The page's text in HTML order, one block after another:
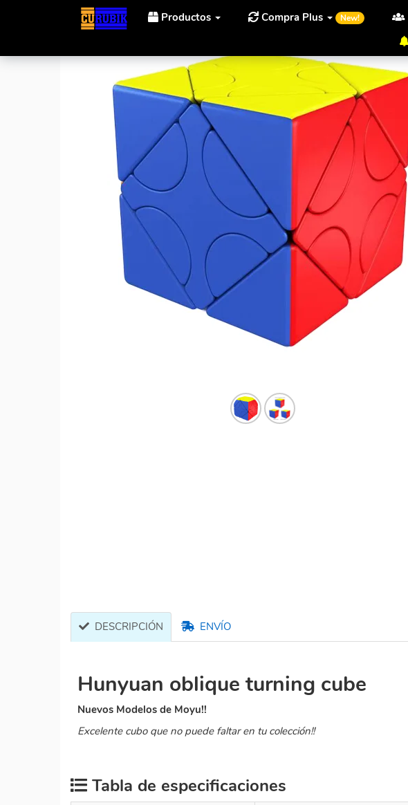
Productos Compra Plus New!
DESCRIPCIÓN ENVÍO
Hunyuan oblique turning cube
Nuevos Modelos de Moyu!!
Excelente cubo que no puede faltar en tu colección!!
Tabla de especificaciones